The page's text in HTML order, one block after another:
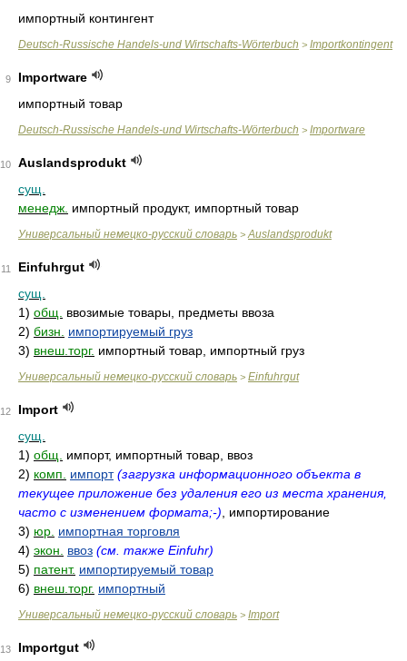
импортный контингент
Deutsch-Russische Handels-und Wirtschafts-Wörterbuch > Importkontingent
9
Importware
импортный товар
Deutsch-Russische Handels-und Wirtschafts-Wörterbuch > Importware
10
Auslandsprodukt
сущ.
менедж. импортный продукт, импортный товар
Универсальный немецко-русский словарь > Auslandsprodukt
11
Einfuhrgut
сущ.
1) общ.
ввозимые товары, предметы ввоза
2) бизн.
импортируемый груз
3) внеш.торг. импортный товар, импортный груз
Универсальный немецко-русский словарь > Einfuhrgut
12
Import
сущ.
1) общ.
импорт, импортный товар, ввоз
2) комп. импорт (загрузка информационного объекта в
текущее приложение без удаления его из места хранения,
часто с изменением формата;-) , импортирование
3) юр. импортная торговля
4) экон. ввоз (см. также Einfuhr)
5) патент. импортируемый товар
6) внеш.торг. импортный
Универсальный немецко-русский словарь > Import
13
Importgut